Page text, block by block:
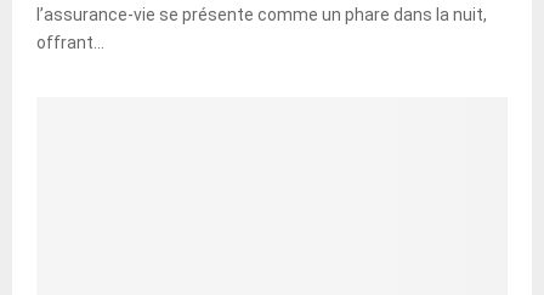
l’assurance-vie se présente comme un phare dans la nuit,
offrant...